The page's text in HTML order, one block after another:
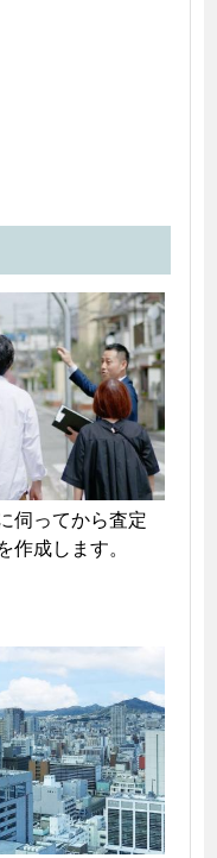
伺ってから査定
作成します。